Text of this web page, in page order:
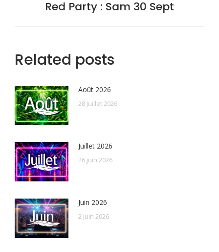
Onglet
Red Party : Sam 30 Sept
Related posts
Août 2026
28 juillet 2026
Juillet 2026
26 juin 2026
Juin 2026
2 juin 2026